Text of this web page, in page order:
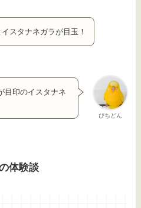
スタナネガラが目玉！
ぴちどん
目印のイスタナネ
体験談